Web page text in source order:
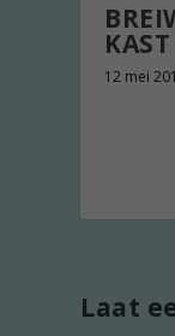
KAST
12 mei
Laat